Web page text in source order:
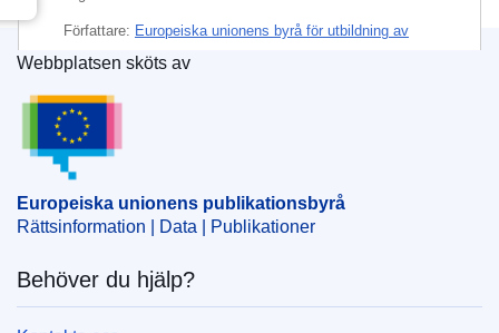
Författare: Europeiska unionens byrå för utbildning av
tjänstemän inom brottsbekämpning
Ämne:
allmänna budget
CELEX : 32025B01475
ELI : C/2025/1475/oj
OJ : C_202501475
IMMC : 34-CEPOL-B2025-XML
Europeiska unionens publikationsbyrå
Webbplatsen sköts av
Europeiska unionens publikationsbyrå
Rättsinformation | Data | Publikationer
Behöver du hjälp?